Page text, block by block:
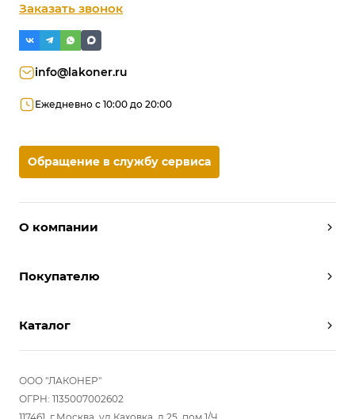
О компании
Условия работы
Отзывы
Вопрос-ответ
Покупателю
Вызвать дизайнера
Реализованные проекты
Комплектуем шкаф-купе
Каталог
Шкафы
Прихожие
Гостиные
ООО "ЛАКОНЕР"
ОГРН: 1135007002602
Заказать звонок
info@lakoner.ru
Ежедневно с 10:00 до 20:00
Обращение в службу сервиса